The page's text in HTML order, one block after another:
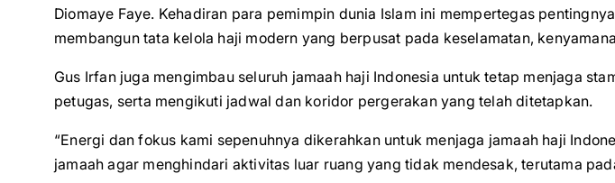
Diomaye Faye. Kehadiran para pemimpin dunia Islam ini mempertegas
membangun tata kelola haji modern yang berpusat pada keselamatan,
Gus Irfan juga mengimbau seluruh jamaah haji Indonesia untuk tetap menjaga
petugas, serta mengikuti jadwal dan koridor pergerakan yang telah ditetapkan.
“Energi dan fokus kami sepenuhnya dikerahkan untuk menjaga jamaah haji
jamaah agar menghindari aktivitas luar ruang yang tidak mendesak, terutama